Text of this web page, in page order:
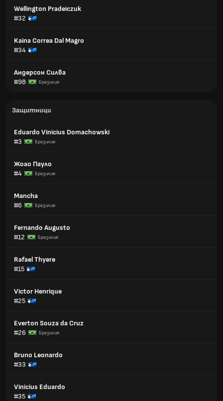
Wellington Pradeiczuk
#32
Kaina Correa Dal Magro
#34
Андерсон Силва
#98
Бразилия
Защитници
Eduardo Vinicius Domachowski
#3
Бразилия
Жоао Пауло
#4
Бразилия
Mancha
#6
Бразилия
Fernando Augusto
#12
Бразилия
Rafael Thyere
#15
Victor Henrique
#25
Everton Souza da Cruz
#26
Бразилия
Bruno Leonardo
#33
Vinicius Eduardo
#35